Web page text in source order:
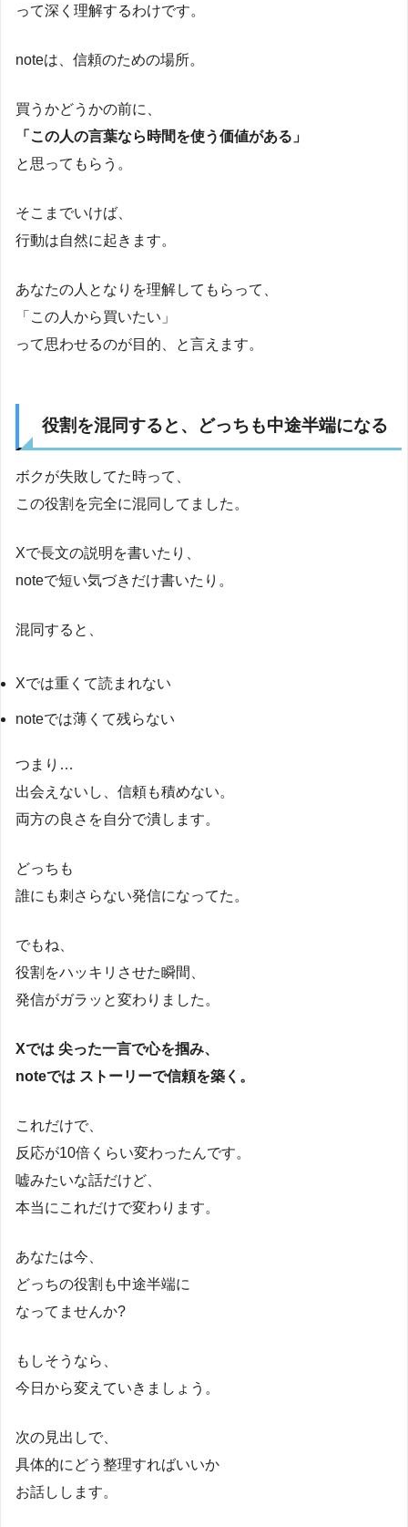
って深く理解するわけです。
noteは、信頼のための場所。
買うかどうかの前に、
「この人の言葉なら時間を使う価値がある」
と思ってもらう。
そこまでいけば、
行動は自然に起きます。
あなたの人となりを理解してもらって、
「この人から買いたい」
って思わせるのが目的、と言えます。
役割を混同すると、どっちも中途半端になる
ボクが失敗してた時って、
この役割を完全に混同してました。
Xで長文の説明を書いたり、
noteで短い気づきだけ書いたり。
混同すると、
Xでは重くて読まれない
noteでは薄くて残らない
つまり…
出会えないし、信頼も積めない。
両方の良さを自分で潰します。
どっちも
誰にも刺さらない発信になってた。
でもね、
役割をハッキリさせた瞬間、
発信がガラッと変わりました。
Xでは 尖った一言で心を掴み、
noteでは ストーリーで信頼を築く。
これだけで、
反応が10倍くらい変わったんです。
嘘みたいな話だけど、
本当にこれだけで変わります。
あなたは今、
どっちの役割も中途半端に
なってませんか?
もしそうなら、
今日から変えていきましょう。
次の見出しで、
具体的にどう整理すればいいか
お話しします。